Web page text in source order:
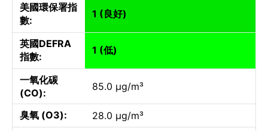
美國環保署指
數:
1 (良好)
英國DEFRA
指數:
1 (低)
一氧化碳
(CO):
85.0 µg/m³
臭氧 (O3):
28.0 µg/m³